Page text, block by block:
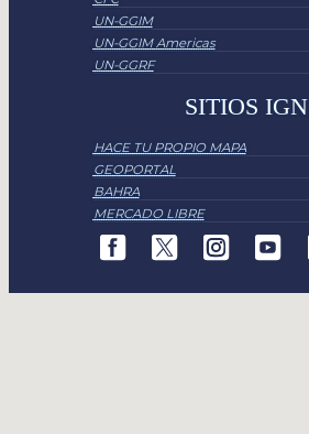
UN-GGIM
UN-GGIM Americas
UN-GGRF
SITIOS IGN
HACE TU PROPIO MAPA
GEOPORTAL
BAHRA
MERCADO LIBRE